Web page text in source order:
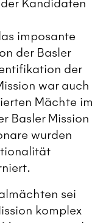
Kandidaten
imposante
der Basler
der
war auch
Mächte im
Basler Mission
wurden
sei
komplex